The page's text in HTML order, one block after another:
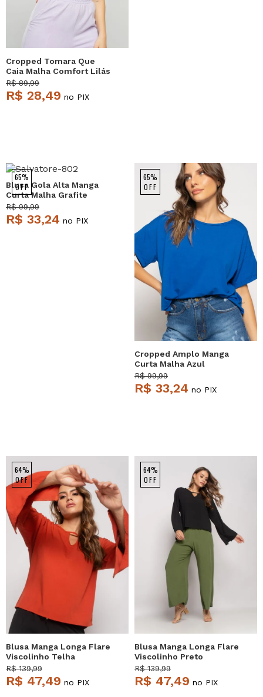
Cropped Tomara Que
Caia Malha Comfort Lilás
Salvatore
R$ 89,99
R$ 28,49 no PIX
65%
OFF
Blusa Gola Alta Manga
Curta Malha Grafite
Salvatore
R$ 99,99
R$ 33,24 no PIX
65%
OFF
Cropped Amplo Manga
Curta Malha Azul
Salvatore
R$ 99,99
R$ 33,24 no PIX
64%
OFF
Blusa Manga Longa Flare
Viscolinho Telha
Salvatore
R$ 139,99
R$ 47,49 no PIX
64%
OFF
Blusa Manga Longa Flare
Viscolinho Preto
Salvatore
R$ 139,99
R$ 47,49 no PIX